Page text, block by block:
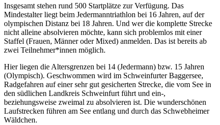
Insgesamt stehen rund 500 Startplätze zur Verfügung. Das
Mindestalter liegt beim Jedermanntriathlon bei 16 Jahren, auf der
olympischen Distanz bei 18 Jahren. Und wer die komplette Strecke
nicht alleine absolvieren möchte, kann sich problemlos mit einer
Staffel (Frauen, Männer oder Mixed) anmelden. Das ist bereits ab
zwei Teilnehmer*innen möglich.
Hier liegen die Altersgrenzen bei 14 (Jedermann) bzw. 15 Jahren
(Olympisch). Geschwommen wird im Schweinfurter Baggersee,
Radgefahren auf einer sehr gut gesicherten Strecke, die vom See in
den südlichen Landkreis Schweinfurt führt und ein-,
beziehungsweise zweimal zu absolvieren ist. Die wunderschönen
Laufstrecken führen am See entlang und durch das Schwebheimer
Wäldchen.